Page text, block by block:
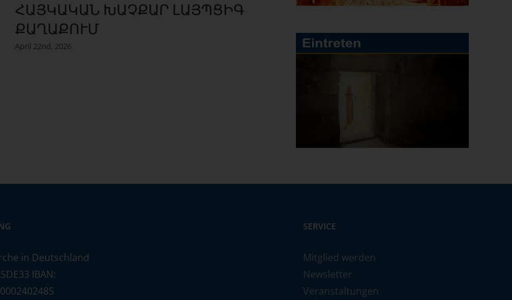
ՀԱՅԿԱԿԱՆ ԽԱՉՔԱՐ ԼԱՅՊՑԻԳ
ՔԱՂԱՔՈՒՄ
April 22nd, 2026
Ուրարի տուչութիւն
in Deutschland
IBAN:
SERVICE
Mitglied werden
Newsletter
Veranstaltungen